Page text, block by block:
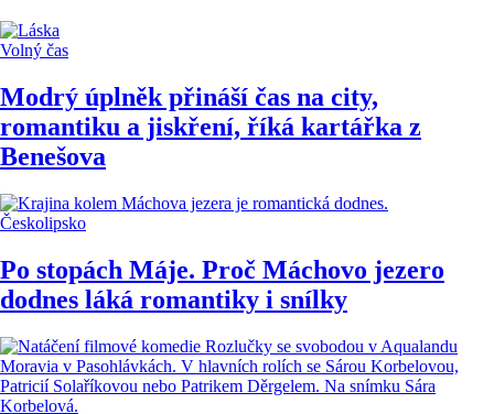
Volný čas
Modrý úplněk přináší čas na city,
romantiku a jiskření, říká kartářka z
Benešova
Českolipsko
Po stopách Máje. Proč Máchovo jezero
dodnes láká romantiky i snílky